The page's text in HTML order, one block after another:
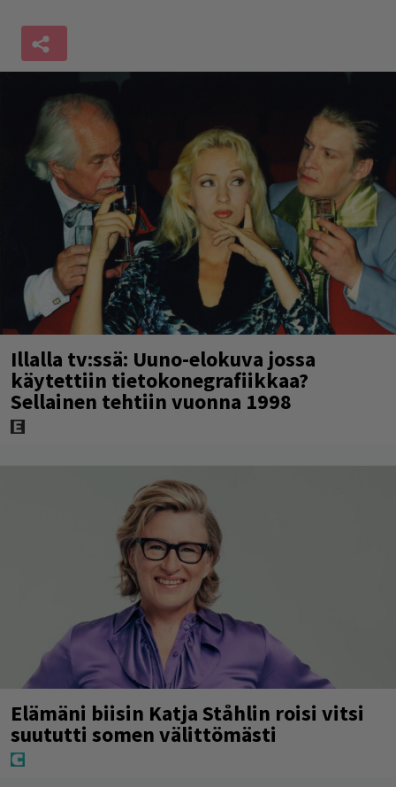
Illalla tv:ssä: Uuno-elokuva jossa
käytettiin tietokonegrafiikkaa?
Sellainen tehtiin vuonna 1998
Elämäni biisin Katja Ståhlin roisi vitsi
suututti somen välittömästi